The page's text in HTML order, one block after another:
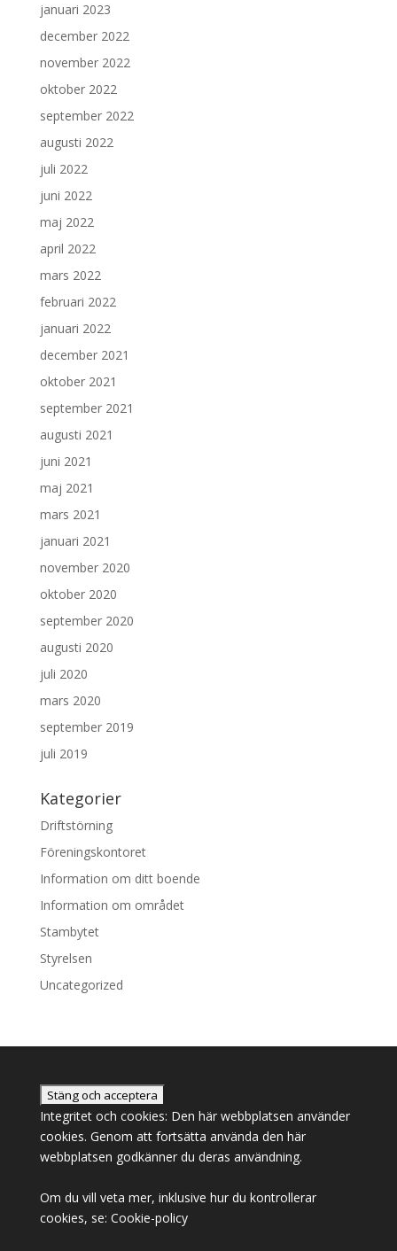
januari 2023
december 2022
november 2022
oktober 2022
september 2022
augusti 2022
juli 2022
juni 2022
maj 2022
april 2022
mars 2022
februari 2022
januari 2022
december 2021
oktober 2021
september 2021
augusti 2021
juni 2021
maj 2021
mars 2021
januari 2021
november 2020
oktober 2020
september 2020
augusti 2020
juli 2020
mars 2020
september 2019
juli 2019
Kategorier
Driftstörning
Föreningskontoret
Information om ditt boende
Information om området
Stambytet
Styrelsen
Uncategorized
Integritet och cookies: Den här webbplatsen använder
cookies. Genom att fortsätta använda den här
webbplatsen godkänner du deras användning.
Om du vill veta mer, inklusive hur du kontrollerar
cookies, se: Cookie-policy